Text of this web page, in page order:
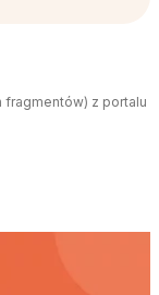
fragmentów) z portalu